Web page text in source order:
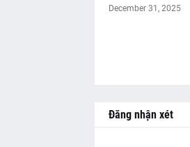
December 31, 2025
Đăng nhận xét